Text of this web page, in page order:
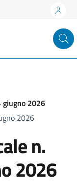
giugno 2026
2026
n.
2026